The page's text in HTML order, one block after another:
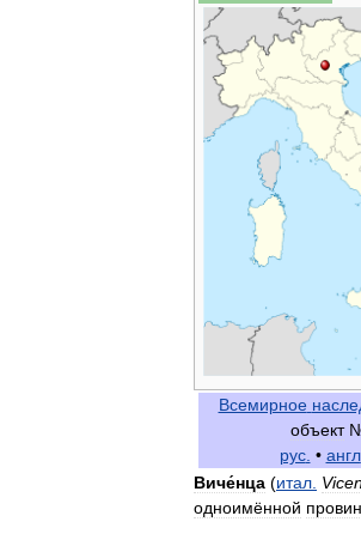
Всемирное
объект
рус. • англ.
Виче́нца (итал
одноимённой